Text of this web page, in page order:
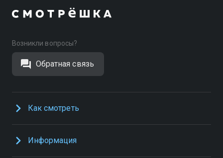
Возникли вопросы?
Обратная связь
Как смотреть
Информация